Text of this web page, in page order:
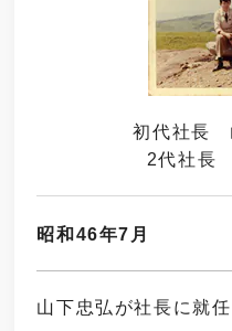
初代社長
2代社長
昭和46年7月
山下忠弘が社長に就任